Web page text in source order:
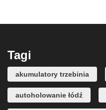
Tagi
akumulatory trzebinia
autoholowanie łódź